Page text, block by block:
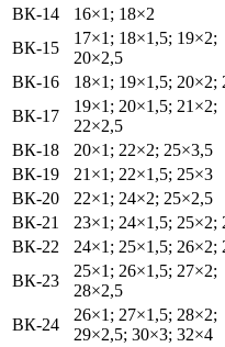
ВК-14
16×1; 18×2
ВК-15
17×1; 18×1,5; 19×2;
20×2,5
ВК-16
18×1; 19×1,5; 20×2;
ВК-17
19×1; 20×1,5; 21×2;
22×2,5
ВК-18
20×1; 22×2; 25×3,5
ВК-19
21×1; 22×1,5; 25×3
ВК-20
22×1; 24×2; 25×2,5
ВК-21
23×1; 24×1,5; 25×2;
ВК-22
24×1; 25×1,5; 26×2;
ВК-23
25×1; 26×1,5; 27×2;
28×2,5
ВК-24
26×1; 27×1,5; 28×2;
29×2,5; 30×3; 32×4